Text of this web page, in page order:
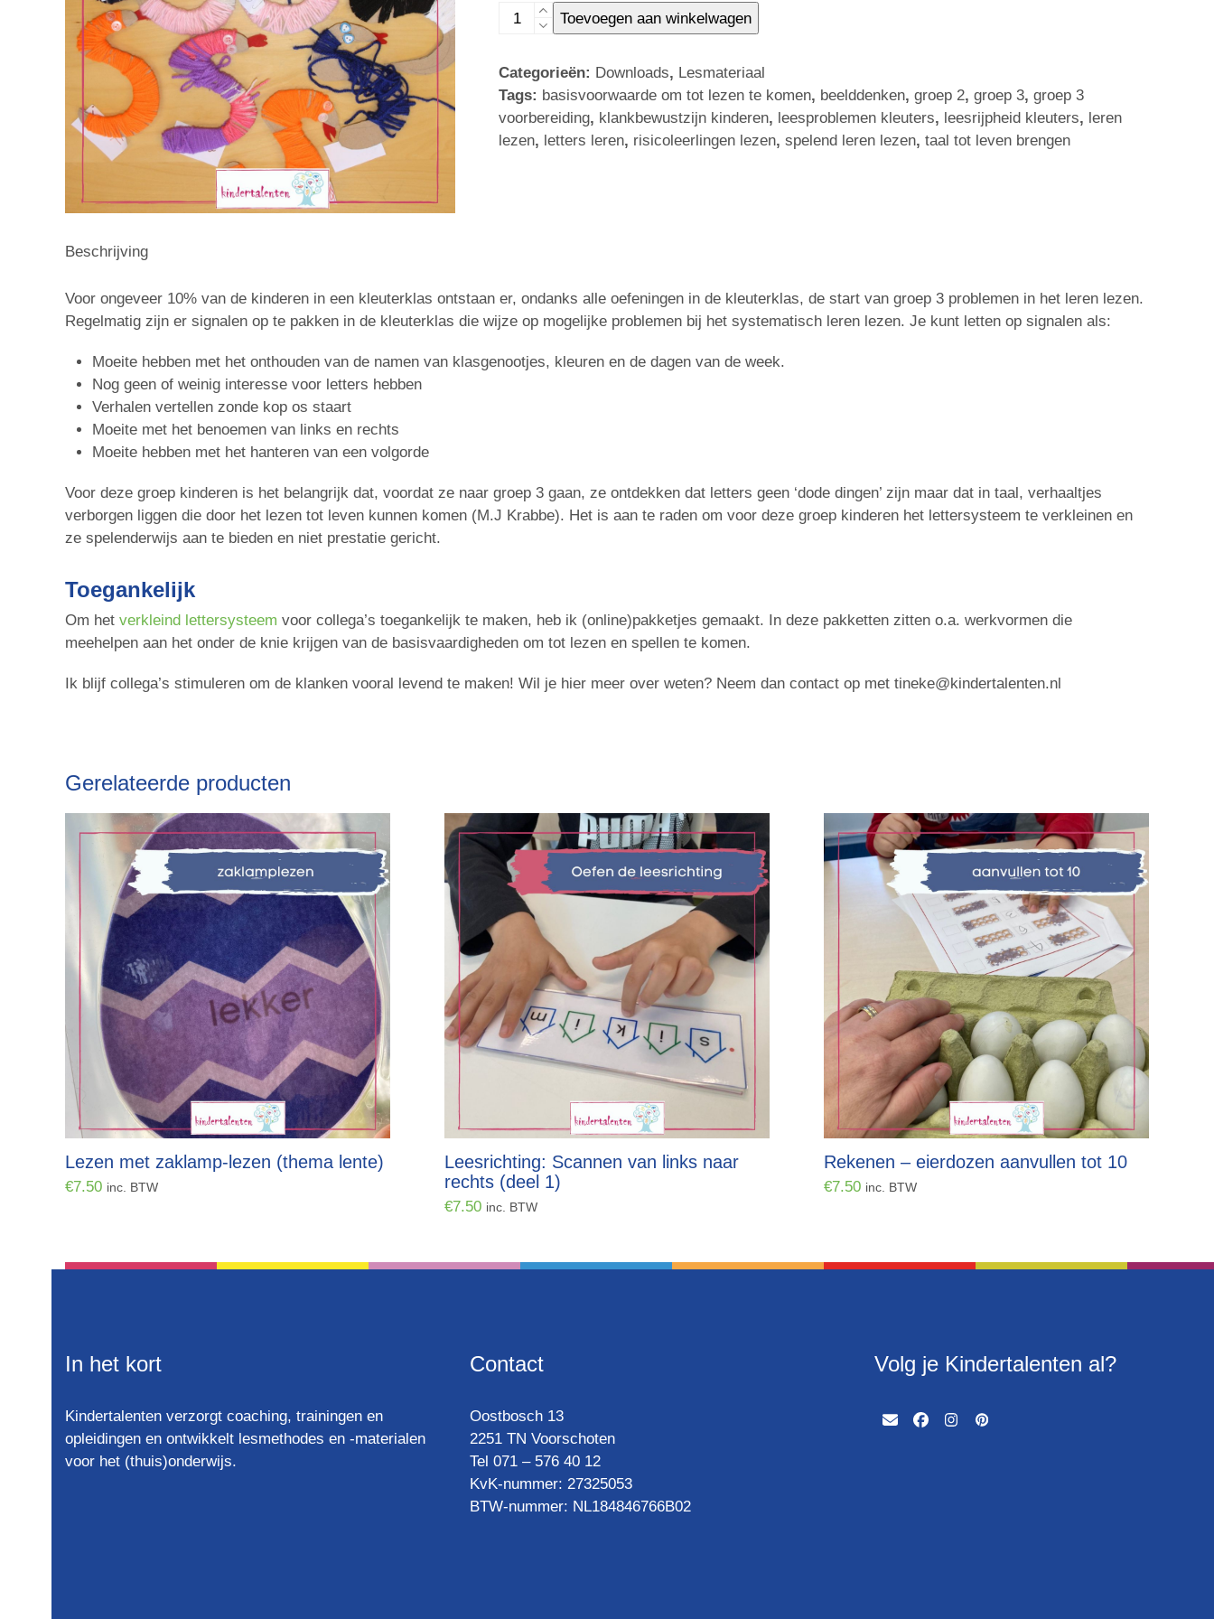
Verkleind
lettersysteem
S
aantal
Toevoegen aan winkelwagen
Categorieën: Downloads, Lesmateriaal
Tags: basisvoorwaarde om tot lezen te komen, beelddenken, groep 2, groep 3, groep 3
voorbereiding, klankbewustzijn kinderen, leesproblemen kleuters, leesrijpheid kleuters, leren
lezen, letters leren, risicoleerlingen lezen, spelend leren lezen, taal tot leven brengen
Beschrijving
Voor ongeveer 10% van de kinderen in een kleuterklas ontstaan er, ondanks alle oefeningen in de kleuterklas, de start van groep 3 problemen in het leren lezen.
Regelmatig zijn er signalen op te pakken in de kleuterklas die wijze op mogelijke problemen bij het systematisch leren lezen. Je kunt letten op signalen als:
Moeite hebben met het onthouden van de namen van klasgenootjes, kleuren en de dagen van de week.
Nog geen of weinig interesse voor letters hebben
Verhalen vertellen zonde kop os staart
Moeite met het benoemen van links en rechts
Moeite hebben met het hanteren van een volgorde
Voor deze groep kinderen is het belangrijk dat, voordat ze naar groep 3 gaan, ze ontdekken dat letters geen ‘dode dingen’ zijn maar dat in taal, verhaaltjes
verborgen liggen die door het lezen tot leven kunnen komen (M.J Krabbe). Het is aan te raden om voor deze groep kinderen het lettersysteem te verkleinen en
ze spelenderwijs aan te bieden en niet prestatie gericht.
Toegankelijk
Om het verkleind lettersysteem voor collega’s toegankelijk te maken, heb ik (online)pakketjes gemaakt. In deze pakketten zitten o.a. werkvormen die
meehelpen aan het onder de knie krijgen van de basisvaardigheden om tot lezen en spellen te komen.
Ik blijf collega’s stimuleren om de klanken vooral levend te maken! Wil je hier meer over weten? Neem dan contact op met tineke@kindertalenten.nl
Gerelateerde producten
Lezen met zaklamp-lezen (thema lente)
€7.50 inc. BTW
Leesrichting: Scannen van links naar
rechts (deel 1)
€7.50 inc. BTW
Rekenen – eierdozen aanvullen tot 10
€7.50 inc. BTW
In het kort
Kindertalenten verzorgt coaching, trainingen en
opleidingen en ontwikkelt lesmethodes en -materialen
voor het (thuis)onderwijs.
Contact
Oost­bosch 13
2251 TN Voorschoten
Tel 071 – 576 40 12
KvK-nummer: 27325053
BTW-num­mer: NL184846766B02
Volg je Kindertalenten al?
EmailFacebook
Instagram
Pinterest